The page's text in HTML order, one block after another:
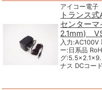
アイコー電子
トランス
センター
2.1mm)
入力:AC100V
ー:日系品
グ
ナス DCコー